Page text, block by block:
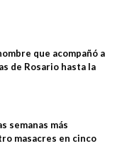
que acompañó a
de Rosario hasta la
semanas más
masacres en cinco